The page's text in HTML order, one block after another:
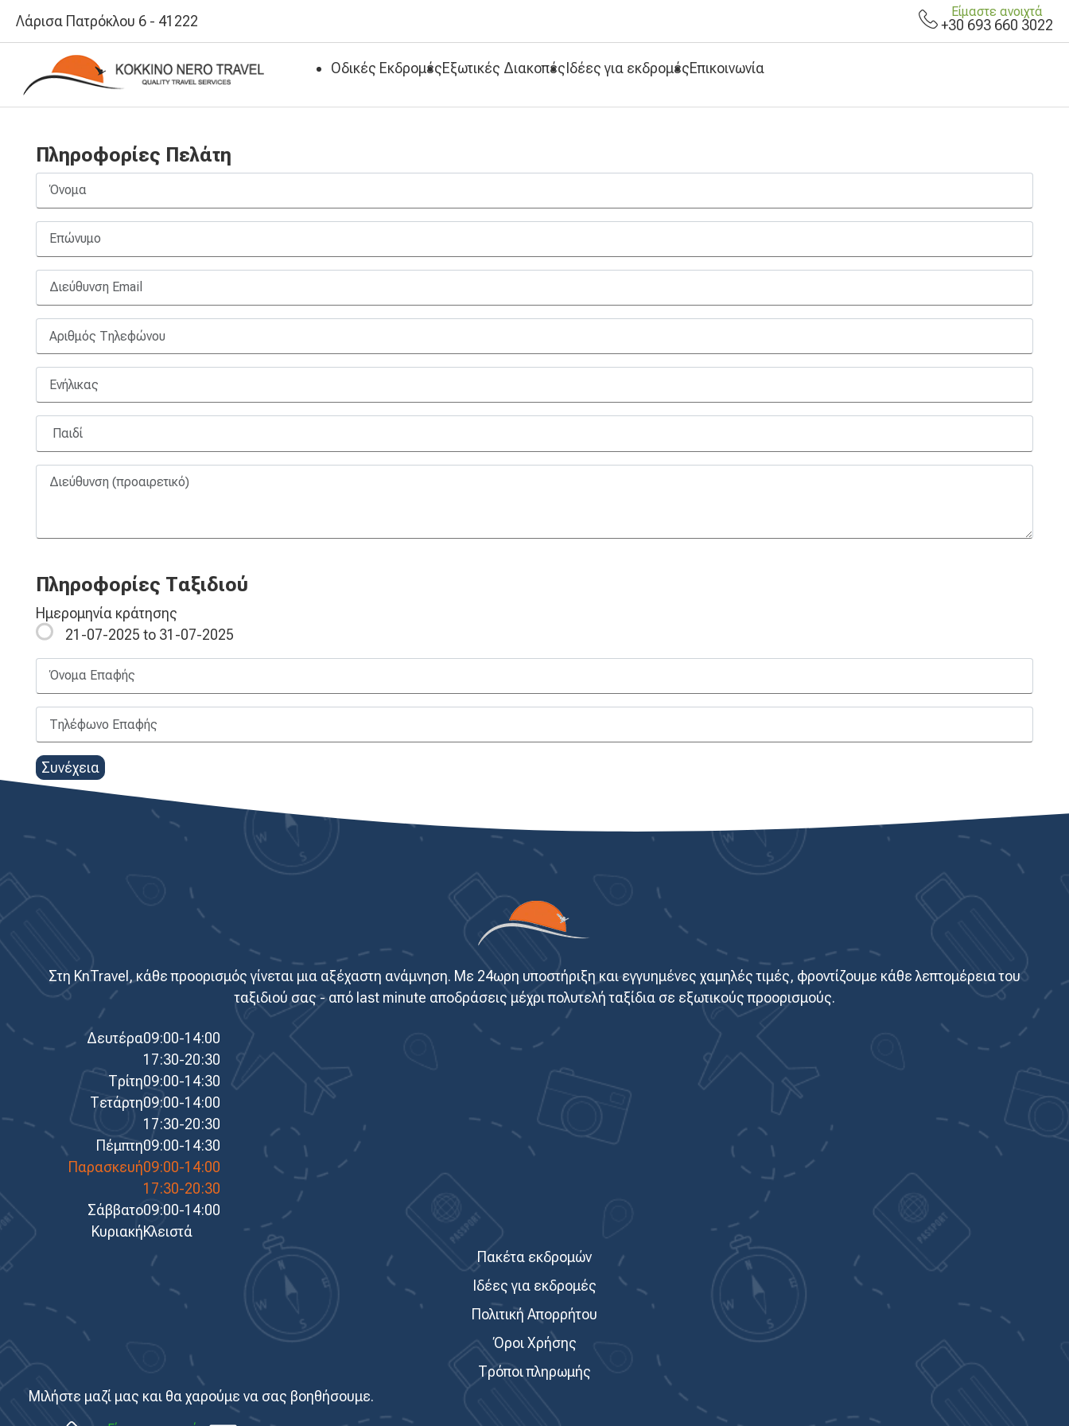
Λάρισα Πατρόκλου 6 - 41222 +30 693 660 3022
Είμαστε ανοιχτά
Οδικές ΕκδρομέςΕξωτικές Διακοπές Ιδέες για εκδρομέςΕπικοινωνία
Πληροφορίες Πελάτη
Πληροφορίες Ταξιδιού
Ημερομηνία κράτησης
21-07-2025 to 31-07-2025
Συνέχεια
Στη KnTravel, κάθε προορισμός γίνεται μια αξέχαστη ανάμνηση. Με 24ωρη υποστήριξη και εγγυημένες χαμηλές τιμές, φροντίζουμε κάθε λεπτομέρεια του
ταξιδιού σας - από last minute αποδράσεις μέχρι πολυτελή ταξίδια σε εξωτικούς προορισμούς.
Δευτέρα09:00-14:00
17:30-20:30
Τρίτη09:00-14:30
Τετάρτη09:00-14:00
17:30-20:30
Πέμπτη09:00-14:30
Παρασκευή09:00-14:00
17:30-20:30
Σάββατο09:00-14:00
ΚυριακήΚλειστά
Πακέτα εκδρομών
Ιδέες για εκδρομές
Πολιτική Απορρήτου
Όροι Χρήσης
Τρόποι πληρωμής
Μιλήστε μαζί μας και θα χαρούμε να σας βοηθήσουμε.